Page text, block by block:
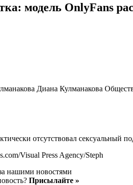
модель OnlyFans
Диана Кулманакова
отсутствовал сексуальный
Visual Press Agency/Steph
нашими новостями
Присылайте »